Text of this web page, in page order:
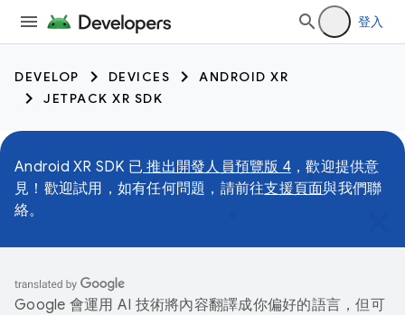
登入
DEVELOP DEVICES
ANDROID XR
JETPACK XR SDK
Android XR SDK 已 推出開發人員預覽版 4 ，歡迎提供意
見！歡迎試用，如有任何問題，請前往支援頁面與我們聯
絡。
Google 會運用 AI 技術將內容翻譯成你偏好的語言，但可